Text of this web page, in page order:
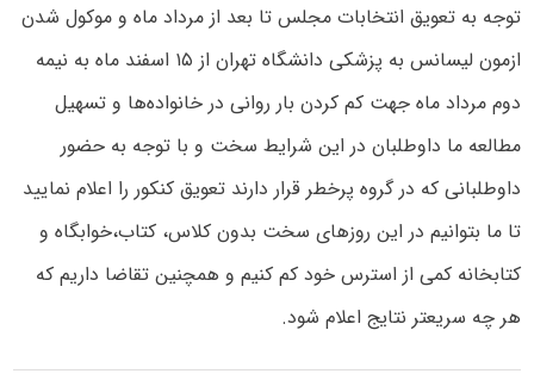
توجه به تعویق انتخابات مجلس تا بعد از مرداد ماه و موکول شدن
ازمون لیسانس به پزشکی دانشگاه تهران از ۱۵ اسفند ماه به نیمه
دوم مرداد ماه جهت کم کردن بار روانی در خانواده‌ها و تسهیل
مطالعه ما داوطلبان در این شرایط سخت و با توجه به حضور
داوطلبانی که در گروه پرخطر قرار دارند تعویق کنکور را اعلام نمایید
تا ما بتوانیم در این روزهای سخت بدون کلاس، کتاب،خوابگاه و
کتابخانه کمی از استرس خود کم کنیم و همچنین تقاضا داریم که
هر چه سریعتر نتایج اعلام شود.